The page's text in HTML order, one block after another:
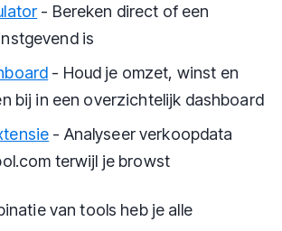
- Bereken direct of een
is
- Houd je omzet, winst en
bij in een overzichtelijk dashboard
- Analyseer verkoopdata
terwijl je browst
van tools heb je alle